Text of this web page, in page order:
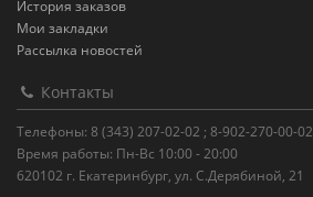
История заказов
Мои закладки
Рассылка новостей
Контакты
Телефоны: 8 (343) 207-02-02 ; 8-902-270-00-02
Время работы: Пн-Вс 10:00 - 20:00
620102 г. Екатеринбург, ул. С.Дерябиной, 21